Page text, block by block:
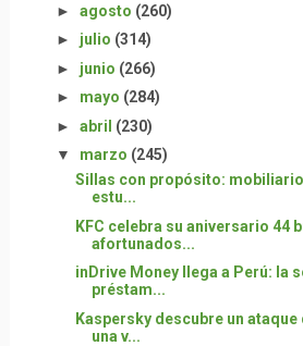
► agosto (260)
► julio (314)
► junio (266)
► mayo (284)
► abril (230)
▼ marzo (245)
Sillas con propósito:
estu...
KFC celebra su aniversario 44
afortunados...
inDrive Money llega a Perú: la
préstam...
Kaspersky descubre un ataque
una v...